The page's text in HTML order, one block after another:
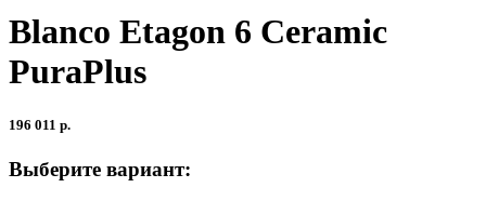
Blanco Etagon 6 Ceramic
PuraPlus
196 011 р.
Выберите вариант: